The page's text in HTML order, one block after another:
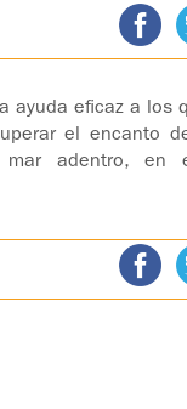
ayuda eficaz a los
el encanto
mar adentro, en